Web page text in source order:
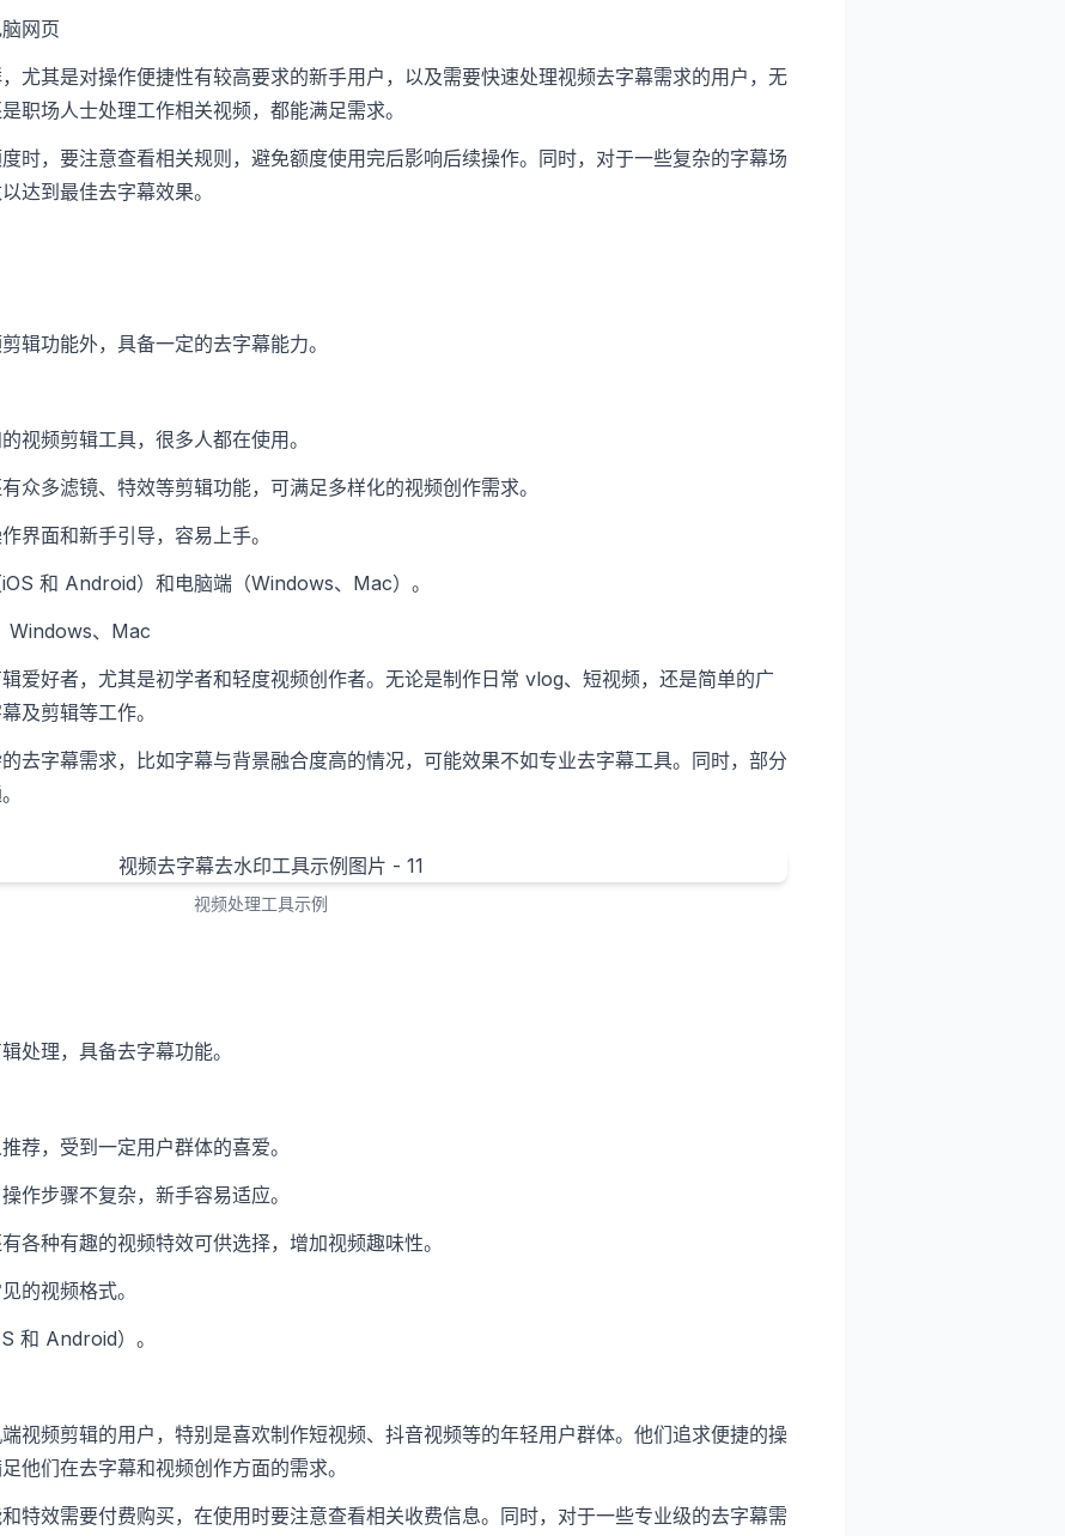
网页
尤其是对操作便捷性有较高要求的新手用户，以及需要快速处理视频去字幕需求的用户，无
职场人士处理工作相关视频，都能满足需求。
时，要注意查看相关规则，避免额度使用完后影响后续操作。同时，对于一些复杂的字幕场
达到最佳去字幕效果。
辑功能外，具备一定的去字幕能力。
视频剪辑工具，很多人都在使用。
众多滤镜、特效等剪辑功能，可满足多样化的视频创作需求。
界面和新手引导，容易上手。
和 Android）和电脑端（Windows、Mac）。
Windows、Mac
爱好者，尤其是初学者和轻度视频创作者。无论是制作日常 vlog、短视频，还是简单的广
及剪辑等工作。
去字幕需求，比如字幕与背景融合度高的情况，可能效果不如专业去字幕工具。同时，部分
视频处理工具示例
处理，具备去字幕功能。
荐，受到一定用户群体的喜爱。
作步骤不复杂，新手容易适应。
各种有趣的视频特效可供选择，增加视频趣味性。
的视频格式。
和 Android）。
视频剪辑的用户，特别是喜欢制作短视频、抖音视频等的年轻用户群体。他们追求便捷的操
他们在去字幕和视频创作方面的需求。
特效需要付费购买，在使用时要注意查看相关收费信息。同时，对于一些专业级的去字幕需